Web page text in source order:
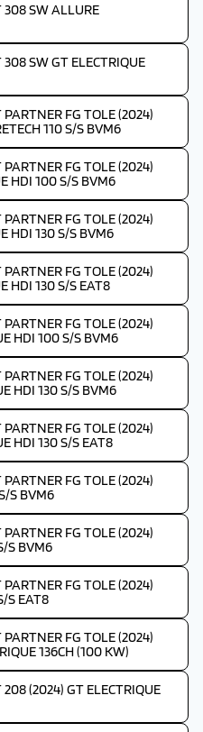
308 SW ALLURE
SW GT ELECTRIQUE
FG TOLE (2024)
110 S/S BVM6
FG TOLE (2024)
HDI 100 S/S BVM6
FG TOLE (2024)
HDI 130 S/S BVM6
FG TOLE (2024)
HDI 130 S/S EAT8
FG TOLE (2024)
HDI 100 S/S BVM6
FG TOLE (2024)
HDI 130 S/S BVM6
FG TOLE (2024)
HDI 130 S/S EAT8
FG TOLE (2024)
S BVM6
FG TOLE (2024)
S BVM6
FG TOLE (2024)
S EAT8
FG TOLE (2024)
136CH (100 KW)
(2024) GT ELECTRIQUE